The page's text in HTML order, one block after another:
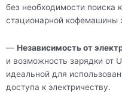
без необходимости поиска
стационарной кофемашины
— Независимость от
и возможность зарядки от
идеальной для
доступа к электричеству.